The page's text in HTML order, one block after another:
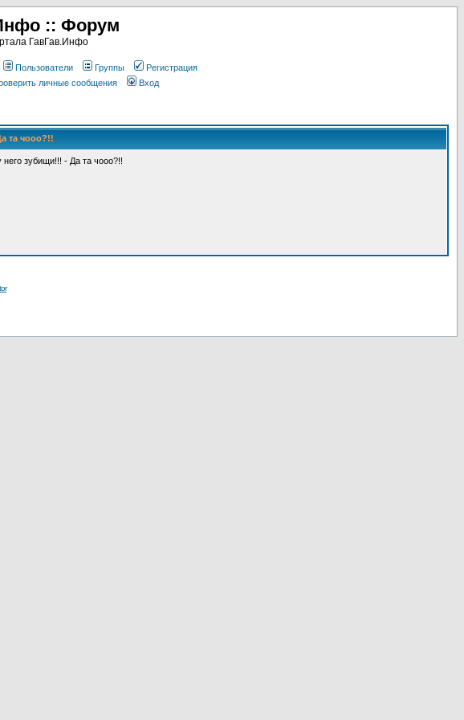
:: Форум
ГавГав.Инфо
Пользователи Группы
Регистрация
личные сообщения Вход
та чооо?!!
зубищи!!! - Да та чооо?!!